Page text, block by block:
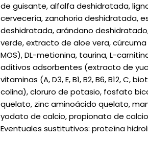
de guisante, alfalfa deshidratada,
cervecería, zanahoria deshidratada,
deshidratada, arándano
verde, extracto de aloe vera,
MOS), DL-metionina, taurina, L-
aditivos adsorbentes (extracto de
vitaminas (A, D3, E, B1, B2, B6, B12,
colina), cloruro de potasio, fosfato
quelato, zinc aminoácido quelato,
yodato de calcio, propionato de
Eventuales sustitutivos: proteína